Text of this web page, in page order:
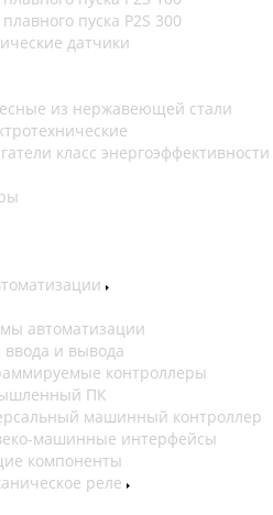
пуска P2S 300
датчики
из нержавеющей стали
класс энергоэффективности
автоматизации
ввода и вывода
контроллеры
ПК
машинный контроллер
машинные интерфейсы
компоненты
реле